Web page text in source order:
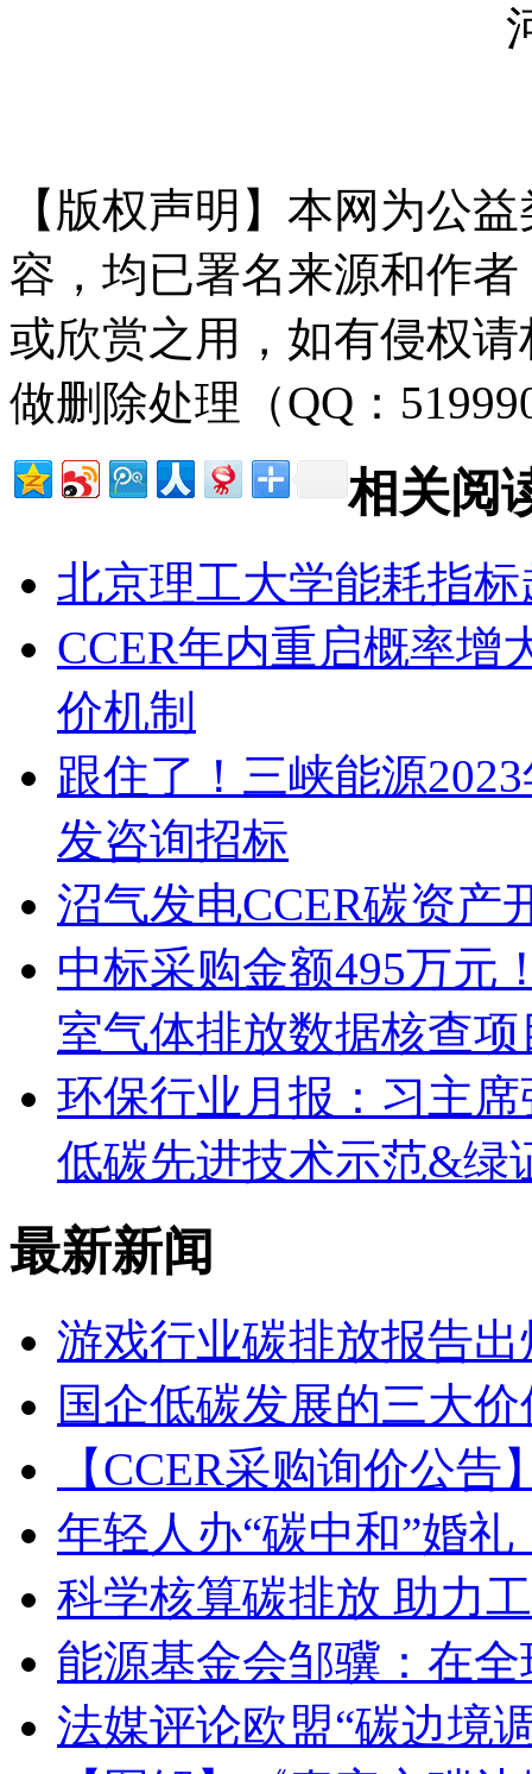
【版权声明】本网为公
容，均已署名来源和作
或欣赏之用，如有侵权
做删除处理（QQ：
相关阅
北京理工大学能耗指
CCER年内重启概率增
价机制
跟住了！三峡能源
发咨询招标
沼气发电CCER碳资产
中标采购金额495万元
室气体排放数据核查项
环保行业月报：习主
低碳先进技术示范&绿
最新新闻
游戏行业碳排放报告
国企低碳发展的三大
【CCER采购询价公
年轻人办“碳中和”婚
科学核算碳排放 助力
能源基金会邹骥：在
法媒评论欧盟“碳边境